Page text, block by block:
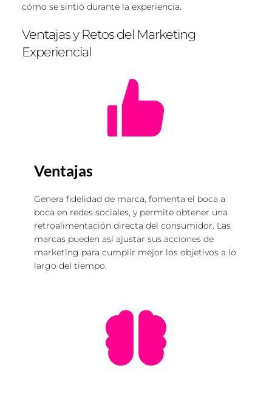
cómo se sintió durante la experiencia.
Ventajas y Retos del Marketing
Experiencial
Ventajas
Genera fidelidad de marca, fomenta el boca a
boca en redes sociales, y permite obtener una
retroalimentación directa del consumidor. Las
marcas pueden así ajustar sus acciones de
marketing para cumplir mejor los objetivos a lo
largo del tiempo.